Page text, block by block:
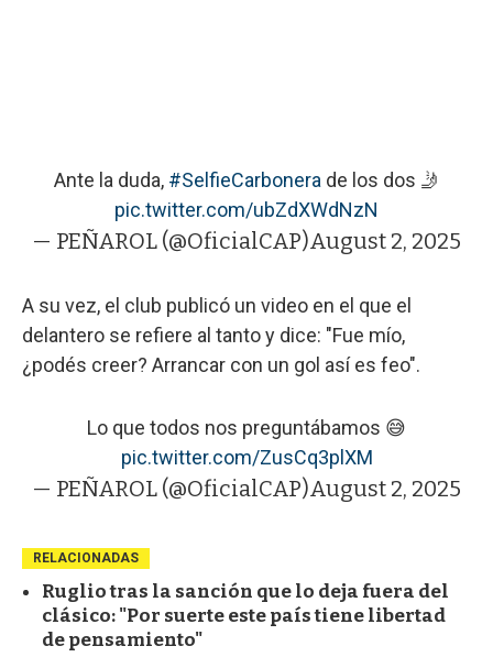
Ante la duda, #SelfieCarbonerade los dos 🤳
pic.twitter.com/ubZdXWdNzN
— PEÑAROL (@OficialCAP)August 2, 2025
A su vez, el club publicó un video en el que el
delantero se refiere al tanto y dice: "Fue mío,
¿podés creer? Arrancar con un gol así es feo".
Lo que todos nos preguntábamos 😅
pic.twitter.com/ZusCq3plXM
— PEÑAROL (@OficialCAP)August 2, 2025
RELACIONADAS
Ruglio tras la sanción que lo deja fuera del
clásico: "Por suerte este país tiene libertad
de pensamiento"